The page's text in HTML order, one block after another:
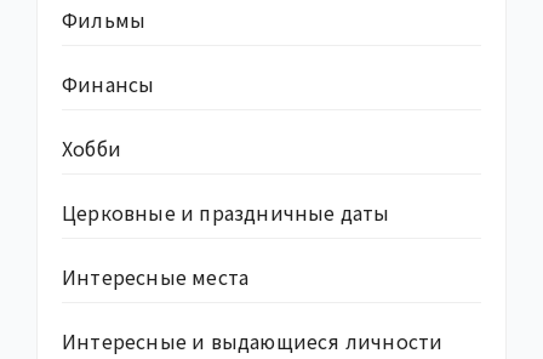
Фильмы
Финансы
Хобби
Церковные и праздничные даты
Интересные места
Интересные и выдающиеся личности